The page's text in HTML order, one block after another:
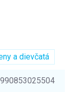
a dievčatá